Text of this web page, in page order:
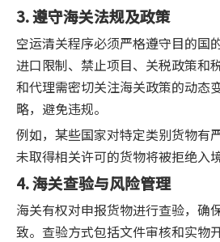
3. 遵守海关法规及政策
空运清关程序必须严格遵守目的国
进口限制、禁止项目、关税政策和
和代理需密切关注海关政策的动态
略，避免违规。
例如，某些国家对特定类别货物有
未取得相关许可的货物将被拒绝入境
4. 海关查验与风险管理
海关有权对申报货物进行查验，确
致。查验方式包括文件审核和实物